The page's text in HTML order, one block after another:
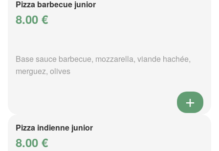
Pizza barbecue junior
8.00 €
Base sauce barbecue, mozzarella, viande hachée,
merguez, olives
Pizza indienne junior
8.00 €